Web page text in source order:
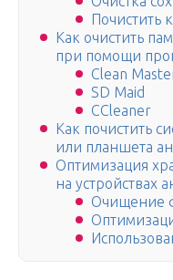
Почистить
Как очистить
при помощи
Clean
SD Maid
ССleaner
Как почистить
или планшета
Оптимизация
на устройствах
Очищение